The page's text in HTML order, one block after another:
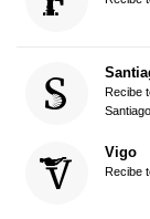
Recibe
Santiago
Vigo
Recibe